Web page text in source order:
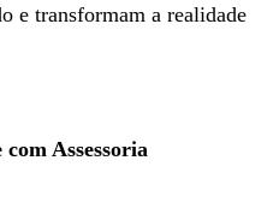
e transformam a realidade
Assessoria